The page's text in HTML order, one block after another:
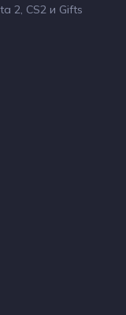
2, CS2 и Gifts